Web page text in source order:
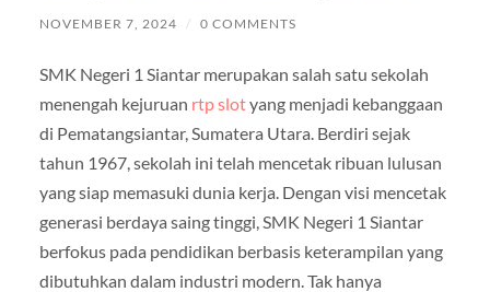
NOVEMBER 7, 2024 / 0 COMMENTS
SMK Negeri 1 Siantar merupakan salah satu sekolah
menengah kejuruan rtp slotyang menjadi kebanggaan
di Pematangsiantar, Sumatera Utara. Berdiri sejak
tahun 1967, sekolah ini telah mencetak ribuan lulusan
yang siap memasuki dunia kerja. Dengan visi mencetak
generasi berdaya saing tinggi, SMK Negeri 1 Siantar
berfokus pada pendidikan berbasis keterampilan yang
dibutuhkan dalam industri modern. Tak hanya